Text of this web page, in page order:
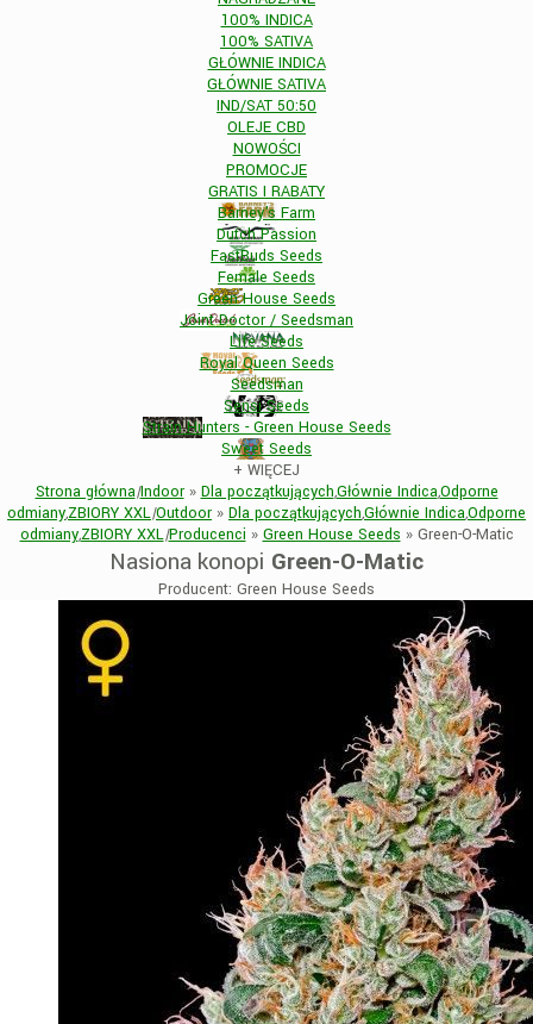
100% INDICA
100% SATIVA
GŁÓWNIE INDICA
GŁÓWNIE SATIVA
IND/SAT 50:50
OLEJE CBD
NOWOŚCI
PROMOCJE
GRATIS I RABATY
Barney's Farm
Dutch Passion
FastBuds Seeds
Female Seeds
Green House Seeds
Joint Doctor / Seedsman
Life Seeds
Royal Queen Seeds
Seedsman
Sensi Seeds
Strain Hunters - Green House Seeds
Sweet Seeds
+ WIĘCEJ
Strona główna|Indoor» Dla początkujących,Głównie Indica,Odporne
odmiany,ZBIORY XXL|Outdoor » Dla początkujących,Głównie Indica,Odporne
odmiany,ZBIORY XXL|Producenci » Green House Seeds » Green-O-Matic
Nasiona konopi Green-O-Matic
Producent: Green House Seeds